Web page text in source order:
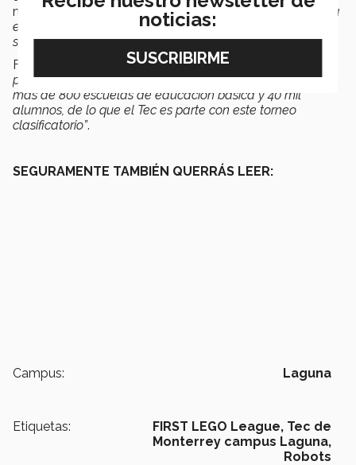
mano de la directora de PrepaTec, que“es una maravilla
escuchar a los niños sobre lo que es la ciencia y atender
su preocupación por el medio ambiente”.
Finalmente, destacó que FIRST LEGO League
presente en 110 países alrededor del mundo e impacta a
más de 800 escuelas de educación básica y 40 mil
alumnos, de lo que el Tec es parte con este torneo
clasificatorio”.
SEGURAMENTE TAMBIÉN QUERRÁS LEER:
Campus: Laguna
Etiquetas: FIRST LEGO League, Tec de
Monterrey campus Laguna,
Robots
noticias: